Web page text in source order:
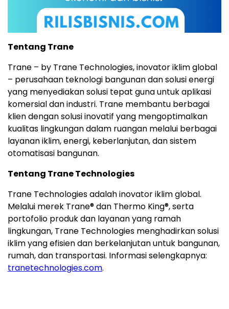
Tentang Trane
Trane – by Trane Technologies, inovator iklim global
– perusahaan teknologi bangunan dan solusi energi
yang menyediakan solusi tepat guna untuk aplikasi
komersial dan industri. Trane membantu berbagai
klien dengan solusi inovatif yang mengoptimalkan
kualitas lingkungan dalam ruangan melalui berbagai
layanan iklim, energi, keberlanjutan, dan sistem
otomatisasi bangunan.
Tentang Trane Technologies
Trane Technologies adalah inovator iklim global.
Melalui merek Trane® dan Thermo King®, serta
portofolio produk dan layanan yang ramah
lingkungan, Trane Technologies menghadirkan solusi
iklim yang efisien dan berkelanjutan untuk bangunan,
rumah, dan transportasi. Informasi selengkapnya:
tranetechnologies.com.